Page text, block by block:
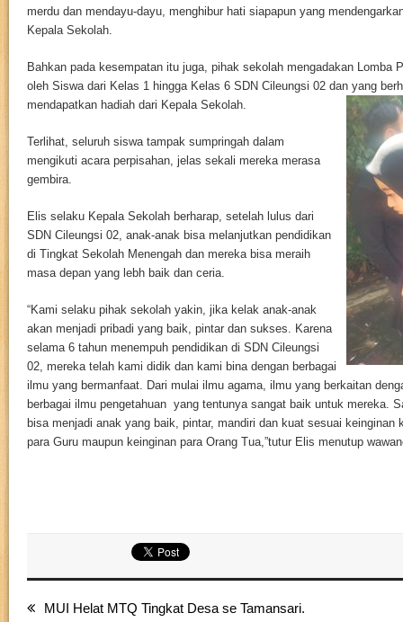
merdu dan mendayu-dayu, menghibur hati siapapun yang
Kepala Sekolah.
Bahkan pada kesempatan itu juga, pihak sekolah mengadakan Lomba
oleh Siswa dari Kelas 1 hingga Kelas 6 SDN Cileungsi 02 dan yang
mendapatkan hadiah dari Kepala Sekolah.
Terlihat, seluruh siswa tampak sumpringah dalam
mengikuti acara perpisahan, jelas sekali mereka merasa
gembira.
Elis selaku Kepala Sekolah berharap, setelah lulus dari
SDN Cileungsi 02, anak-anak bisa melanjutkan pendidikan
di Tingkat Sekolah Menengah dan mereka bisa meraih
masa depan yang lebh baik dan ceria.
“Kami selaku pihak sekolah yakin, jika kelak anak-anak
akan menjadi pribadi yang baik, pintar dan sukses. Karena
selama 6 tahun menempuh pendidikan di SDN Cileungsi
02, mereka telah kami didik dan kami bina dengan berbagai
ilmu yang bermanfaat. Dari mulai ilmu agama, ilmu yang berkaitan
berbagai ilmu pengetahuan yang tentunya sangat baik untuk mereka.
bisa menjadi anak yang baik, pintar, mandiri dan kuat sesuai keinginan
para Guru maupun keinginan para Orang Tua,”tutur Elis menutup
MUI Helat MTQ Tingkat Desa se Tamansari.